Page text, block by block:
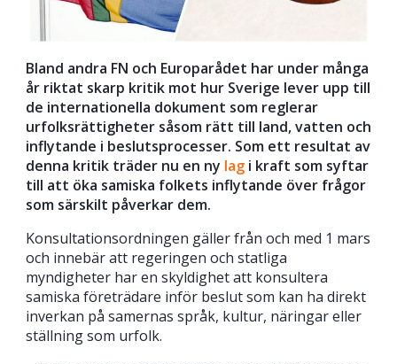
Bland andra FN och Europarådet har under många
år riktat skarp kritik mot hur Sverige lever upp till
de internationella dokument som reglerar
urfolksrättigheter såsom rätt till land, vatten och
inflytande i beslutsprocesser. Som ett resultat av
denna kritik träder nu en ny lag i kraft som syftar
till att öka samiska folkets inflytande över frågor
som särskilt påverkar dem.
Konsultationsordningen gäller från och med 1 mars
och innebär att regeringen och statliga
myndigheter har en skyldighet att konsultera
samiska företrädare inför beslut som kan ha direkt
inverkan på samernas språk, kultur, näringar eller
ställning som urfolk.